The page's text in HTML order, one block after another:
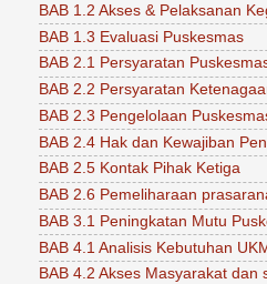
BAB 1.2 Akses & Pelaksanan
BAB 1.3 Evaluasi Puskesmas
BAB 2.1 Persyaratan
BAB 2.2 Persyaratan
BAB 2.3 Pengelolaan
BAB 2.4 Hak dan Kewajiban
BAB 2.5 Kontak Pihak Ketiga
BAB 2.6 Pemeliharaan
BAB 3.1 Peningkatan Mutu
BAB 4.1 Analisis Kebutuhan
BAB 4.2 Akses Masyarakat dan